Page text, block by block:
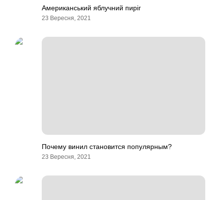
Американський яблучний пиріг
23 Вересня, 2021
Почему винил становится популярным?
23 Вересня, 2021